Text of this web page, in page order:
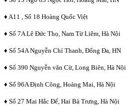
♦ A11 , Số 18 Hoàng Quốc Việt
♦ Số 7A Lê Đức Thọ, Nam Từ Liêm, Hà Nội
♦ Số 54A Nguyễn Chí Thanh, Đống Đa, HN
♦ Số 390 Nguyễn văn Cừ, Long Biên, Hà Nội
♦ Số 96A Định Công, Hoàng Mai, Hà Nội
♦ Số 27 Mai Hắc Đế, Hai Bà Trưng, Hà Nội